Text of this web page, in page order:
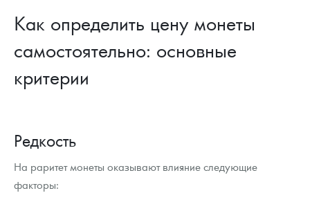
Как определить цену монеты
самостоятельно: основные
критерии
Редкость
На раритет монеты оказывают влияние следующие
факторы: